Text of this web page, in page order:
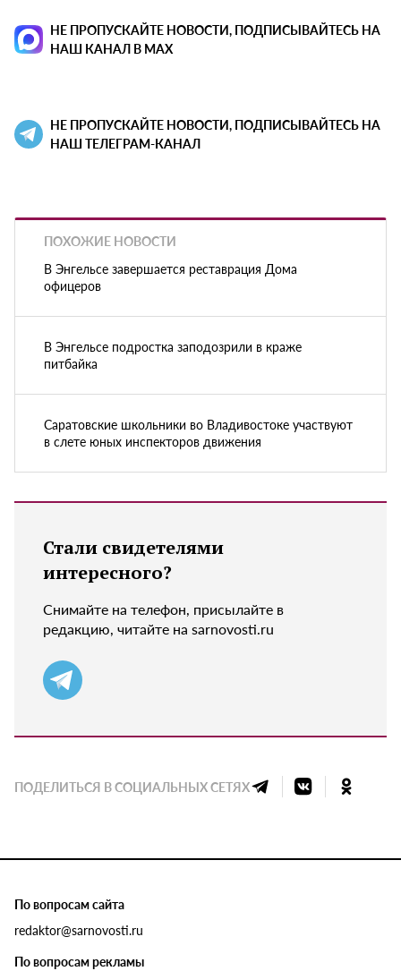
НЕ ПРОПУСКАЙТЕ НОВОСТИ, ПОДПИСЫВАЙТЕСЬ НА
НАШ КАНАЛ В MAX
НЕ ПРОПУСКАЙТЕ НОВОСТИ, ПОДПИСЫВАЙТЕСЬ НА
НАШ ТЕЛЕГРАМ-КАНАЛ
ПОХОЖИЕ НОВОСТИ
В Энгельсе завершается реставрация Дома
офицеров
В Энгельсе подростка заподозрили в краже
питбайка
Саратовские школьники во Владивостоке участвуют
в слете юных инспекторов движения
Стали свидетелями
интересного?
Снимайте на телефон, присылайте в
редакцию, читайте на sarnovosti.ru
ПОДЕЛИТЬСЯ В СОЦИАЛЬНЫХ СЕТЯХ
По вопросам сайта
redaktor@sarnovosti.ru
По вопросам рекламы